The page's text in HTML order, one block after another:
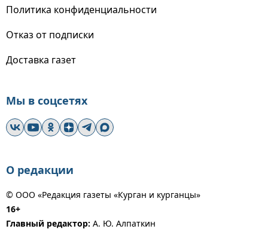
Политика конфиденциальности
Отказ от подписки
Доставка газет
Мы в соцсетях
О редакции
© ООО «Редакция газеты «Курган и курганцы»
16+
Главный редактор: А. Ю. Алпаткин